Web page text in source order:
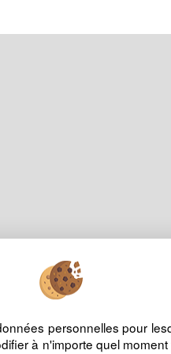
personnelles pour
à n'importe quel